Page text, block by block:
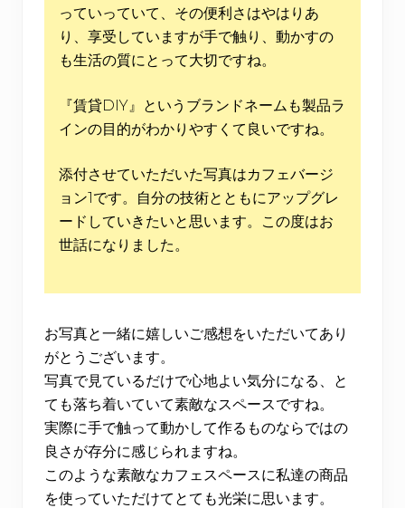
っていっていて、その便利さはやはりあ
り、享受していますが手で触り、動かすの
も生活の質にとって大切ですね。
『賃貸DIY』というブランドネームも製品ラ
インの目的がわかりやすくて良いですね。
添付させていただいた写真はカフェバージ
ョン1です。自分の技術とともにアップグレ
ードしていきたいと思います。この度はお
世話になりました。
お写真と一緒に嬉しいご感想をいただいてあり
がとうございます。
写真で見ているだけで心地よい気分になる、と
ても落ち着いていて素敵なスペースですね。
実際に手で触って動かして作るものならではの
良さが存分に感じられますね。
このような素敵なカフェスペースに私達の商品
を使っていただけてとても光栄に思います。